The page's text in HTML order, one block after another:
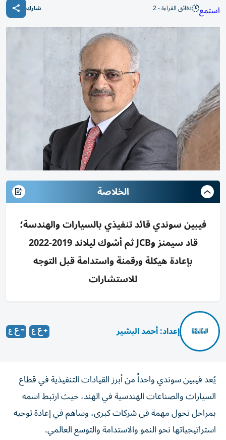
استمع دقائق القراءة - 2 شارك
الخلاصة
فيبين سوندي قائد تنفيذي بالسيارات والهندسة؛
قاد سيمنز وJCB ثم أشوك ليلاند 2019-2022
بإعادة هيكلة ورقمنة واستدامة قبل التوجه
للاستشارات
إعداد: أحمد البشير
يُعد فيبين سوندي واحداً من أبرز القيادات التنفيذية في قطاع
السيارات والصناعات الهندسية في الهند، حيث ارتبط اسمه
بمراحل تحول مهمة في شركات كبرى، وساهم في إعادة توجيه
استراتيجياتها نحو النمو والاستدامة والتوسع العالمي.